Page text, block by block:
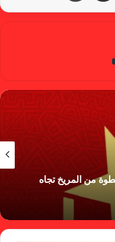
من المريخ تجاه